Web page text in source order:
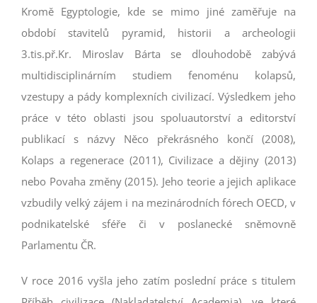
Kromě Egyptologie, kde se mimo jiné zaměřuje na
období stavitelů pyramid, historii a archeologii
3.tis.př.Kr. Miroslav Bárta se dlouhodobě zabývá
multidisciplinárním studiem fenoménu kolapsů,
vzestupy a pády komplexních civilizací. Výsledkem jeho
práce v této oblasti jsou spoluautorství a editorství
publikací s názvy Něco překrásného končí (2008),
Kolaps a regenerace (2011), Civilizace a dějiny (2013)
nebo Povaha změny (2015). Jeho teorie a jejich aplikace
vzbudily velký zájem i na mezinárodních fórech OECD, v
podnikatelské sféře či v poslanecké sněmovně
Parlamentu ČR.
V roce 2016 vyšla jeho zatím poslední práce s titulem